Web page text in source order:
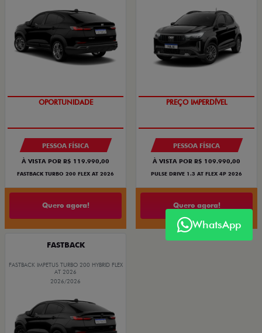
OPORTUNIDADE
PESSOA FÍSICA
À VISTA POR R$ 119.990,00
FASTBACK TURBO 200 FLEX AT 2026
Quero agora!
O SUV AUTOMÁTICO MAIS
BARATO DO BRASIL
PESSOA FÍSICA
À VISTA POR R$ 109.990,00
PULSE DRIVE 1.3 AT FLEX 4P 2026
Quero agora!
FASTBACK
FASTBACK IMPETUS TURBO 200 HYBRID FLEX
AT 2026
2026/2026
WhatsApp